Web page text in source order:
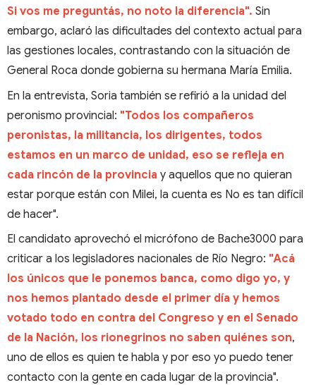
Si vos me preguntás, no noto la diferencia". Sin
embargo, aclaró las dificultades del contexto actual para
las gestiones locales, contrastando con la situación de
General Roca donde gobierna su hermana María Emilia.
En la entrevista, Soria también se refirió a la unidad del
peronismo provincial: "Todos los compañeros
peronistas, la militancia, los dirigentes, todos
estamos en un marco de unidad, eso se refleja en
cada rincón de la provincia y aquellos que no quieran
estar porque están con Milei, la cuenta es No es tan difícil
de hacer".
El candidato aprovechó el micrófono de Bache3000 para
criticar a los legisladores nacionales de Río Negro: "Acá
los únicos que le ponemos banca, como digo yo, y
nos hemos plantado desde el primer día y hemos
votado todo en contra del Congreso y en el Senado
de la Nación, los rionegrinos no saben quiénes son,
uno de ellos es quien te habla y por eso yo puedo tener
contacto con la gente en cada lugar de la provincia".